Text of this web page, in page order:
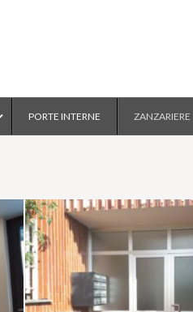
PORTE INTERNE ZANZARIERE